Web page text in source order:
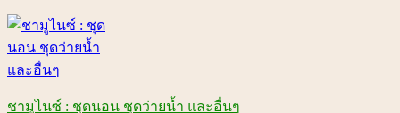
Skip
content
ชามูไนซ์ : ชุดนอน ชุดว่ายน้ำ และอื่นๆ